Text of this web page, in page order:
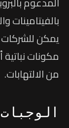
بالفيتامينات
يمكن
مكونات
من الالتهابات.